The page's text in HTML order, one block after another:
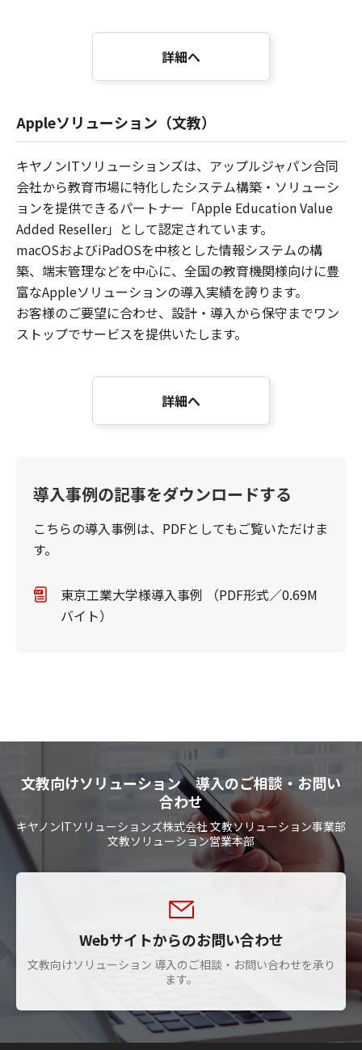
詳細へ
Appleソリューション（文教）
キヤノンITソリューションズは、アップルジャパン合同
会社から教育市場に特化したシステム構築・ソリューシ
ョンを提供できるパートナー「Apple Education Value
Added Reseller」として認定されています。
macOSおよびiPadOSを中核とした情報システムの構
築、端末管理などを中心に、全国の教育機関様向けに豊
富なAppleソリューションの導入実績を誇ります。
お客様のご要望に合わせ、設計・導入から保守までワン
ストップでサービスを提供いたします。
詳細へ
導入事例の記事をダウンロードする
こちらの導入事例は、PDFとしてもご覧いただけま
す。
東京工業大学様導入事例 （PDF形式／0.69M
バイト）
文教向けソリューション 導入のご相談・お問い
合わせ
キヤノンITソリューションズ株式会社 文教ソリューション事業部
文教ソリューション営業本部
Webサイトからのお問い合わせ
文教向けソリューション 導入のご相談・お問い合わせを承り
ます。